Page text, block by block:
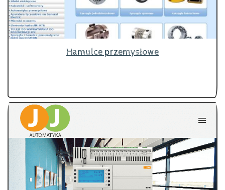
Hamulce przemysłowe